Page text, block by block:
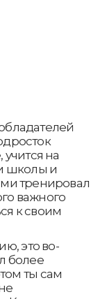
на
школы и
тренировал
важного
к своим
это во-
более
ты сам